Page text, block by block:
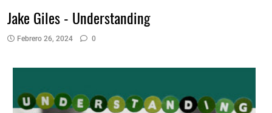
Jake Giles - Understanding
Febrero 26, 2024 0